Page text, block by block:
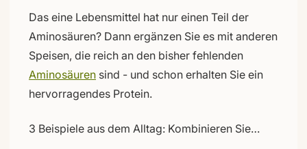
Das eine Lebensmittel hat nur einen Teil der
Aminosäuren? Dann ergänzen Sie es mit anderen
Speisen, die reich an den bisher fehlenden
Aminosäuren sind - und schon erhalten Sie ein
hervorragendes Protein.
3 Beispiele aus dem Alltag: Kombinieren Sie…